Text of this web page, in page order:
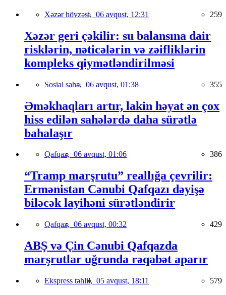
Xəzər hövzəsi, 06 avqust, 12:31 259
Xəzər geri çəkilir: su balansına dair
risklərin, nəticələrin və zəifliklərin
kompleks qiymətləndirilməsi
Sosial sahə, 06 avqust, 01:38 355
Əməkhaqları artır, lakin həyat ən çox
hiss edilən sahələrdə daha sürətlə
bahalaşır
Qafqaz, 06 avqust, 01:06 386
“Tramp marşrutu” reallığa çevrilir:
Ermənistan Cənubi Qafqazı dəyişə
biləcək layihəni sürətləndirir
Qafqaz, 06 avqust, 00:32 429
ABŞ və Çin Cənubi Qafqazda
marşrutlar uğrunda rəqabət aparır
Ekspress təhlil, 05 avqust, 18:11 579